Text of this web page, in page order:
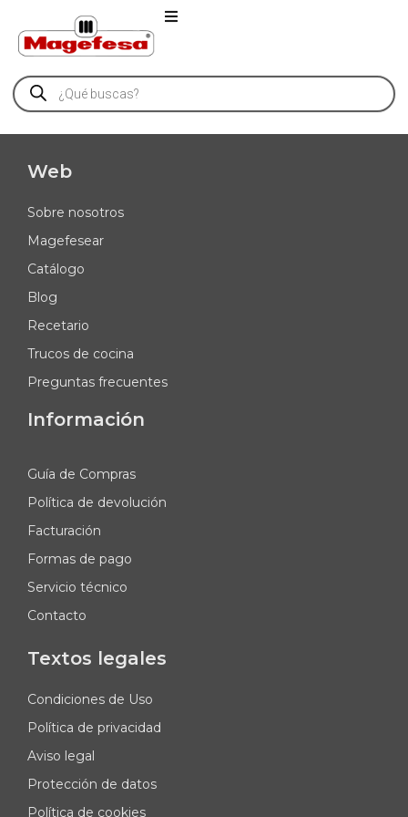
Web
Sobre nosotros
Magefesear
Catálogo
Blog
Recetario
Trucos de cocina
Preguntas frecuentes
Información
Guía de Compras
Política de devolución
Facturación
Formas de pago
Servicio técnico
Contacto
Textos legales
Condiciones de Uso
Política de privacidad
Aviso legal
Protección de datos
Política de cookies